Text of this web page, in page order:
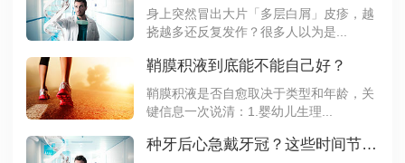
身上突然冒出大片「多层白屑」皮疹，越
挠越多还反复发作？很多人以为是...
鞘膜积液到底能不能自己好？
鞘膜积液是否自愈取决于类型和年龄，关
键信息一次说清：1.婴幼儿生理...
种牙后心急戴牙冠？这些时间节点要记牢